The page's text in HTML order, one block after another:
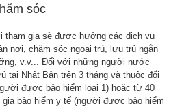
sóc
tham gia sẽ được hưởng các dịch vụ
nơi, chăm sóc ngoại trú, lưu trú ngắn
v.v... Đối với những người nước
tại Nhật Bản trên 3 tháng và thuộc đối
được bảo hiểm loại 1) hoặc từ 40
gia bảo hiểm y tế (người được bảo hiểm